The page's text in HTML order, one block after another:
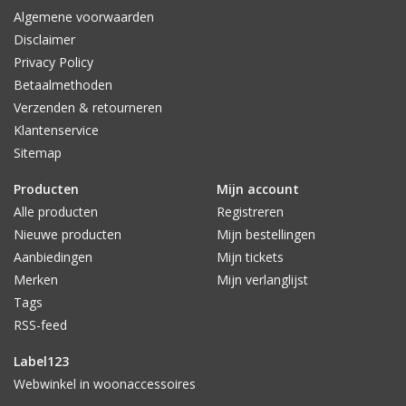
Living staat bekend om hun pure materiaalsoorten en
uiteenlopende (gewaagde)tinten.
Het HK Living servies is compleet en breed doorgevoerd, met
o.a. mokken, kopjes, theemokken, ontbijtborden, schalen en
noem maar op. Het leuke van HK Living is dat je het
verschillende keramiek mooi met elkaar kunt combineren. Mix
en Match!
Algemene voorwaarden
Disclaimer
Privacy Policy
Betaalmethoden
Verzenden & retourneren
Klantenservice
Sitemap
Producten
Alle producten
Nieuwe producten
Aanbiedingen
Merken
Tags
RSS-feed
Mijn account
Registreren
Mijn bestellingen
Mijn tickets
Mijn verlanglijst
Label123
Webwinkel in woonaccessoires